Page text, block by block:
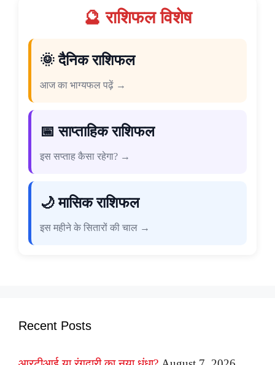
🔮 राशिफल विशेष
🌞 दैनिक राशिफल
आज का भाग्यफल पढ़ें →
📅 साप्ताहिक राशिफल
इस सप्ताह कैसा रहेगा? →
🌙 मासिक राशिफल
इस महीने के सितारों की चाल →
Recent Posts